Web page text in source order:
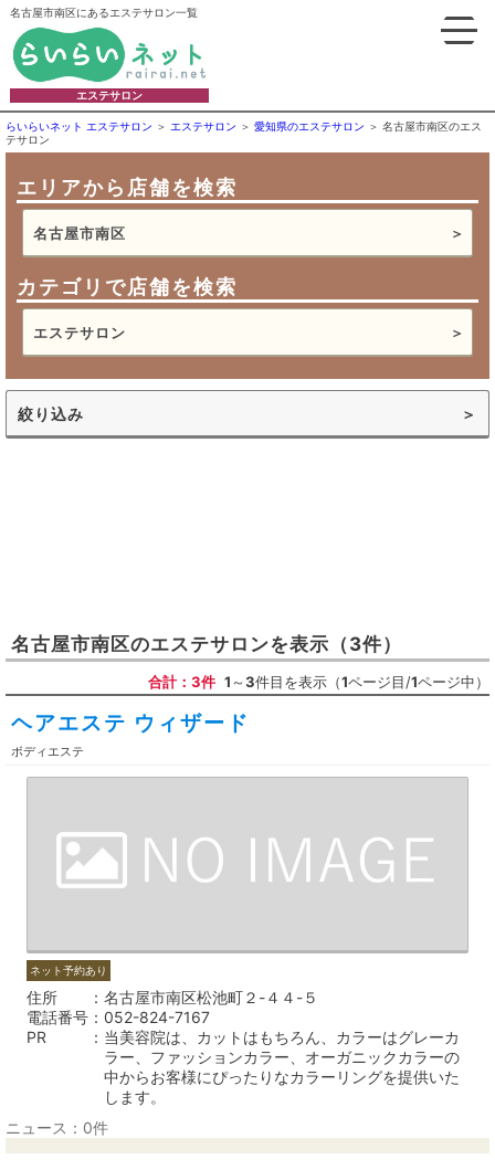
名古屋市南区にあるエステサロン一覧
エステサロン
らいらいネット エステサロン エステサロン 愛知県のエステサロン
名古屋市南区のエス
テサロン
エリアから店舗を検索
名古屋市南区
カテゴリで店舗を検索
エステサロン
絞り込み
名古屋市南区のエステサロンを表示 （3件）
合計：3件 1～3件目を表示（1ページ目/1ページ中）
ヘアエステ ウィザード
ボディエステ
ネット予約あり
住所
名古屋市南区松池町２-４４-５
電話番号
052-824-7167
PR
当美容院は、カットはもちろん、カラーはグレーカ
ラー、ファッションカラー、オーガニックカラーの
中からお客様にぴったりなカラーリングを提供いた
します。
ニュース：0件